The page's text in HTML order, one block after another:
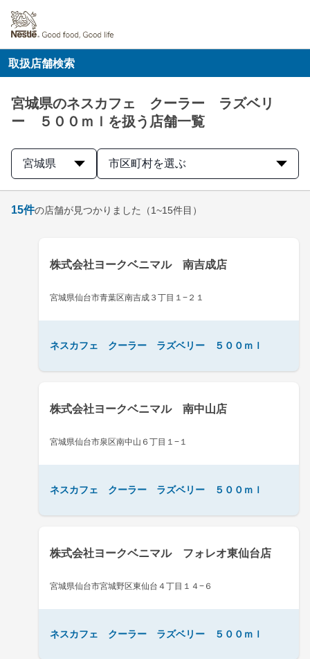
取扱店舗検索
宮城県のネスカフェ クーラー ラズベリ
ー ５００ｍｌを扱う店舗一覧
宮城県 市区町村を選ぶ
15件の店舗が見つかりました （1~15件目）
株式会社ヨークベニマル 南吉成店
宮城県仙台市青葉区南吉成３丁目１−２１
ネスカフェ クーラー ラズベリー ５００ｍｌ
株式会社ヨークベニマル 南中山店
宮城県仙台市泉区南中山６丁目１−１
ネスカフェ クーラー ラズベリー ５００ｍｌ
株式会社ヨークベニマル フォレオ東仙台店
宮城県仙台市宮城野区東仙台４丁目１４−６
ネスカフェ クーラー ラズベリー ５００ｍｌ